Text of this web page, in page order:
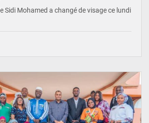
Sidi Mohamed a changé de visage ce lundi